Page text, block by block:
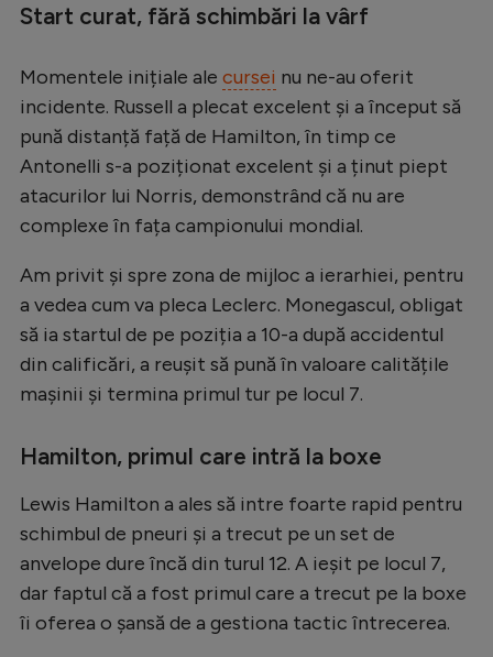
Tenis
Handbal
Natație
Formula 1
Gimnastică
Auto
Ciclism
JO 2026
Start curat, fără schimbări la vârf
Momentele inițiale ale cursei nu ne-au oferit
incidente. Russell a plecat excelent și a început să
pună distanță față de Hamilton, în timp ce
Antonelli s-a poziționat excelent și a ținut piept
atacurilor lui Norris, demonstrând că nu are
complexe în fața campionului mondial.
Am privit și spre zona de mijloc a ierarhiei, pentru
a vedea cum va pleca Leclerc. Monegascul, obligat
să ia startul de pe poziția a 10-a după accidentul
din calificări, a reușit să pună în valoare calitățile
mașinii și termina primul tur pe locul 7.
Hamilton, primul care intră la boxe
Lewis Hamilton a ales să intre foarte rapid pentru
schimbul de pneuri și a trecut pe un set de
anvelope dure încă din turul 12. A ieșit pe locul 7,
dar faptul că a fost primul care a trecut pe la boxe
îi oferea o șansă de a gestiona tactic întrecerea.